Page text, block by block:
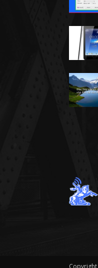
Copyright